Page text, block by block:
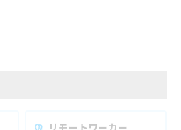
リモートワーカー